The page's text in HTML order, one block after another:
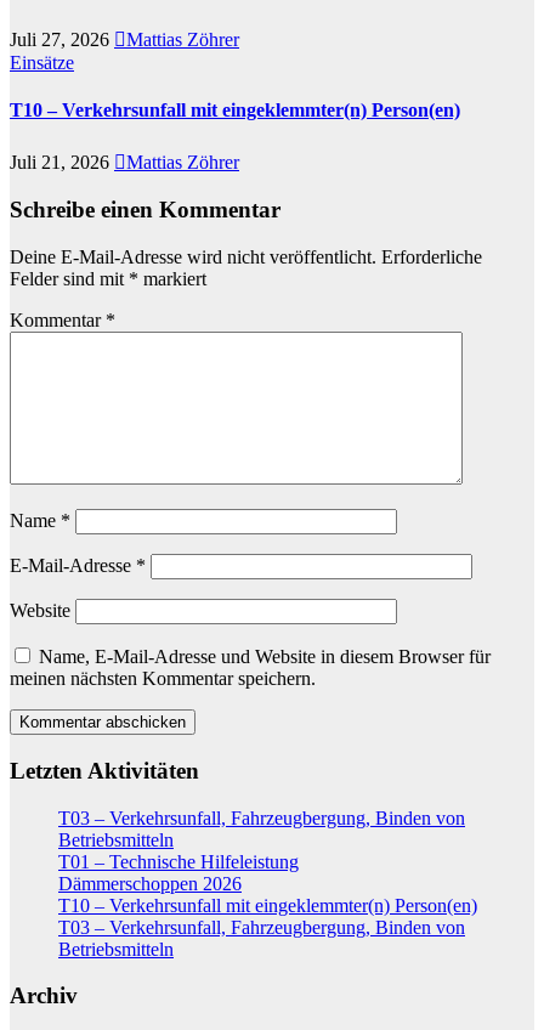
Juli 27, 2026
Mattias Zöhrer
Einsätze
T10 – Verkehrsunfall mit eingeklemmter(n) Person(en)
Juli 21, 2026 Mattias Zöhrer
Schreibe einen Kommentar
Deine E-Mail-Adresse wird nicht veröffentlicht. Erforderliche
Felder sind mit * markiert
Kommentar *
Name *
E-Mail-Adresse *
Website
Name, E-Mail-Adresse und Website in diesem Browser für
meinen nächsten Kommentar speichern.
Letzten Aktivitäten
T03 – Verkehrsunfall, Fahrzeugbergung, Binden von
Betriebsmitteln
T01 – Technische Hilfeleistung
Dämmerschoppen 2026
T10 – Verkehrsunfall mit eingeklemmter(n) Person(en)
T03 – Verkehrsunfall, Fahrzeugbergung, Binden von
Betriebsmitteln
Archiv